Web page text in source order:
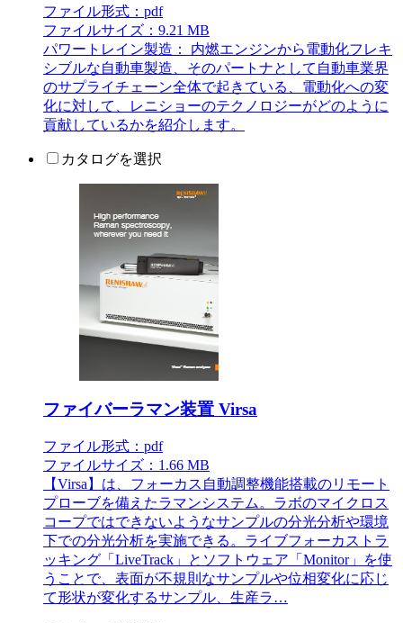
ファイル形式：pdf
ファイルサイズ：9.21 MB
パワートレイン製造： 内燃エンジンから電動化フレキ
シブルな自動車製造、そのパートナとして自動車業界
のサプライチェーン全体で起きている、電動化への変
化に対して、レニショーのテクノロジーがどのように
貢献しているかを紹介します。
カタログを選択
ファイバーラマン装置 Virsa
ファイル形式：pdf
ファイルサイズ：1.66 MB
【Virsa】は、フォーカス自動調整機能搭載のリモート
プローブを備えたラマンシステム。ラボのマイクロス
コープではできないようなサンプルの分光分析や環境
下での分光分析を実施できる。ライブフォーカストラ
ッキング「LiveTrack」とソフトウェア「Monitor」を使
うことで、表面が不規則なサンプルや位相変化に応じ
て形状が変化するサンプル、生産ラ…